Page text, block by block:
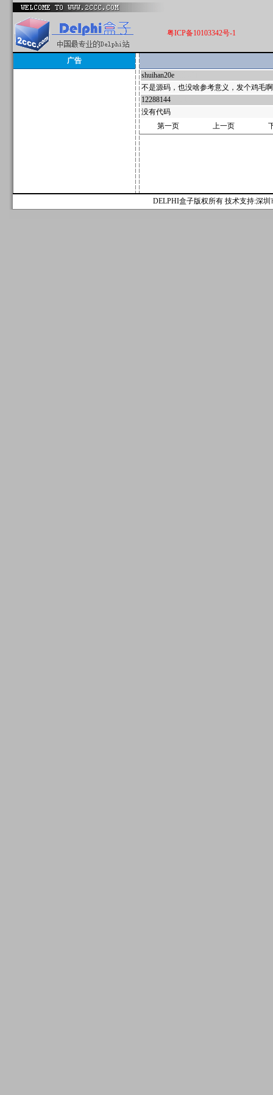
粤ICP备10103342号-1
广告
shuihan20e
不是源码，也没啥参考意义，发个鸡毛
12288144
没有代码
第一页
上一页
DELPHI盒子版权所有 技术支持:深